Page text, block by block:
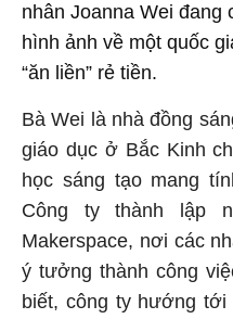
nhân Joanna Wei đang
hình ảnh về một quốc
“ăn liền” rẻ tiền.
Bà Wei là nhà đồng
giáo dục ở Bắc Kinh
học sáng tạo mang
Công ty thành lập
Makerspace, nơi các
ý tưởng thành công
biết, công ty hướng tới